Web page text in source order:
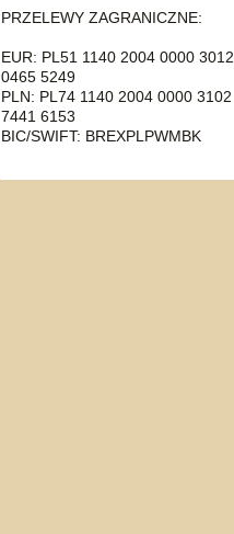
PRZELEWY ZAGRANICZNE:
EUR: PL51 1140 2004 0000 3012
0465 5249
PLN: PL74 1140 2004 0000 3102
7441 6153
BIC/SWIFT: BREXPLPWMBK